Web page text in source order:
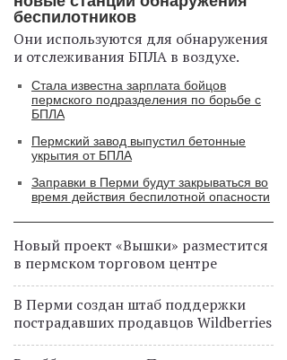
беспилотников
Они используются для обнаружения
и отслеживания БПЛА в воздухе.
Стала известна зарплата бойцов
пермского подразделения по борьбе с
БПЛА
Пермский завод выпустил бетонные
укрытия от БПЛА
Заправки в Перми будут закрываться во
время действия беспилотной опасности
Новый проект «Вышки» разместится
в пермском торговом центре
В Перми создан штаб поддержки
пострадавших продавцов Wildberries